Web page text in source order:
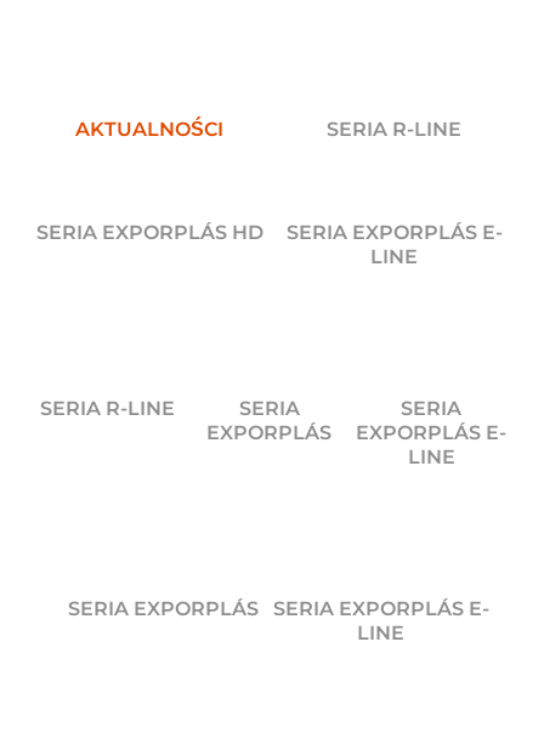
AKTUALNOŚCI SERIA R-LINE
SERIA EXPORPLÁS HD
SERIA EXPORPLÁS E-
LINE
SERIA R-LINE
SERIA
EXPORPLÁS
SERIA
EXPORPLÁS E-
LINE
SERIA EXPORPLÁS
SERIA EXPORPLÁS E-
LINE